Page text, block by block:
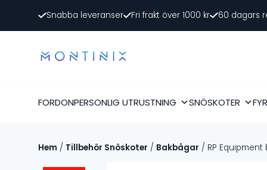
Snabba leveranser Fri frakt över 1000 kr 60 dagars
FORDONPERSONLIG UTRUSTNING SNÖSKOTER
Hem / Tillbehör Snöskoter / Bakbågar / RP